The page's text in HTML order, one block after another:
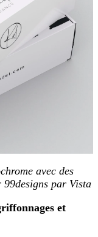
avec des
par Vista
et